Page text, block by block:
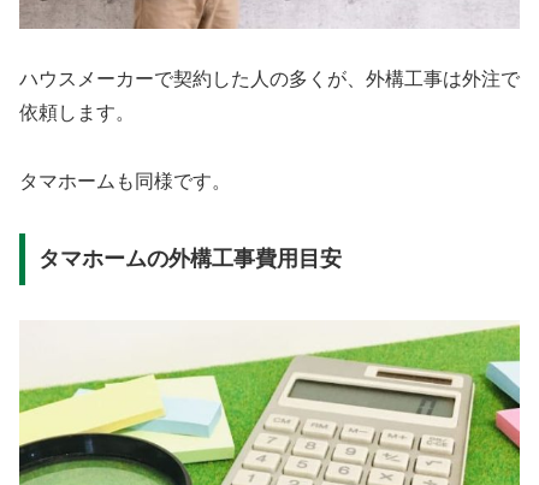
ハウスメーカーで契約した人の多くが、外構工事は外注で
依頼します。
タマホームも同様です。
タマホームの外構工事費用目安